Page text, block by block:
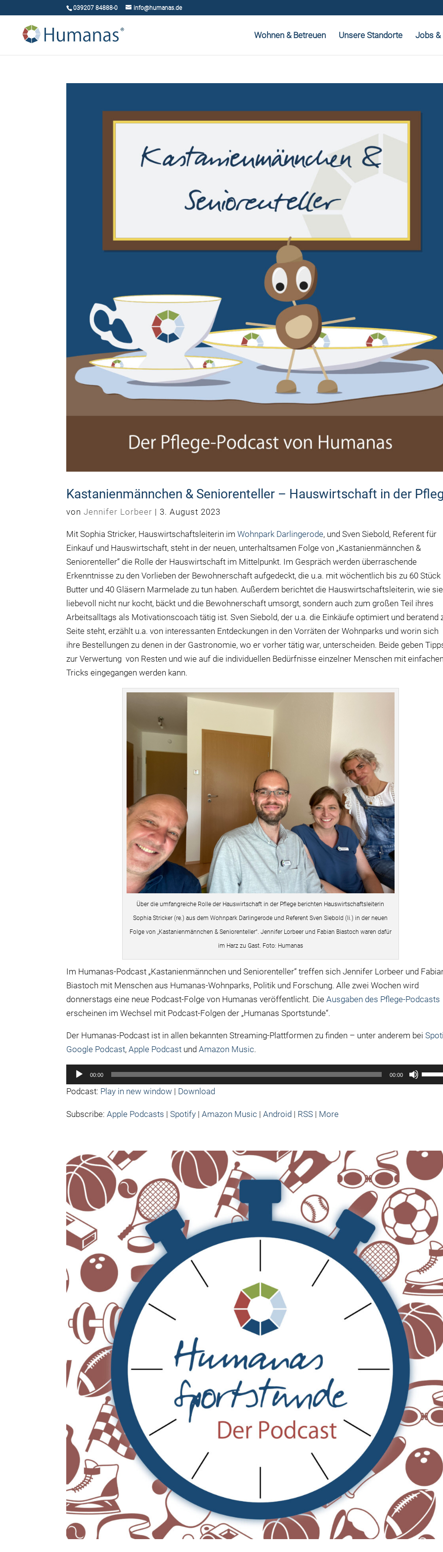
039207 84888-0 info@humanas.de
Wohnen & Betreuen Unsere Standorte Jobs &
Kastanienmännchen & Seniorenteller – Hauswirtschaft in der
vonJennifer Lorbeer | 3. August 2023
Mit Sophia Stricker, Hauswirtschaftsleiterin imWohnpark Darlingerode, und Sven Siebold, Referent für
Einkauf und Hauswirtschaft, steht in der neuen, unterhaltsamen Folge von „Kastanienmännchen &
Seniorenteller“ die Rolle der Hauswirtschaft im Mittelpunkt. Im Gespräch werden überraschende
Erkenntnisse zu den Vorlieben der Bewohnerschaft aufgedeckt, die u.a. mit wöchentlich bis zu 60 Stück
Butter und 40 Gläsern Marmelade zu tun haben. Außerdem berichtet die Hauswirtschaftsleiterin, wie sie
liebevoll nicht nur kocht, bäckt und die Bewohnerschaft umsorgt, sondern auch zum großen Teil ihres
Arbeitsalltags als Motivationscoach tätig ist. Sven Siebold, der u.a. die Einkäufe optimiert und beratend
Seite steht, erzählt u.a. von interessanten Entdeckungen in den Vorräten der Wohnparks und worin sich
ihre Bestellungen zu denen in der Gastronomie, wo er vorher tätig war, unterscheiden. Beide geben
zur Verwertung von Resten und wie auf die individuellen Bedürfnisse einzelner Menschen mit einfachen
Tricks eingegangen werden kann.
Über die umfangreiche Rolle der Hauswirtschaft in der Pflege berichten Hauswirtschaftsleiterin
Sophia Stricker (re.) aus dem Wohnpark Darlingerode und Referent Sven Siebold (li.) in der neuen
Folge von „Kastanienmännchen & Seniorenteller“. Jennifer Lorbeer und Fabian Biastoch waren dafür
im Harz zu Gast. Foto: Humanas
Im Humanas-Podcast „Kastanienmännchen und Seniorenteller“ treffen sich Jennifer Lorbeer und
Biastoch mit Menschen aus Humanas-Wohnparks, Politik und Forschung. Alle zwei Wochen wird
donnerstags eine neue Podcast-Folge von Humanas veröffentlicht. DieAusgaben des Pflege-Podcasts
erscheinen im Wechsel mit Podcast-Folgen der „Humanas Sportstunde“.
Der Humanas-Podcast ist in allen bekannten Streaming-Plattformen zu finden – unter anderem bei
Google Podcast,Apple Podcast undAmazon Music.
Audio-
Player
00:00 00:00
Hoch/
zu
Podcast: Play in new window | Download
Subscribe:Apple Podcasts |Spotify |Amazon Music |Android | RSS | More